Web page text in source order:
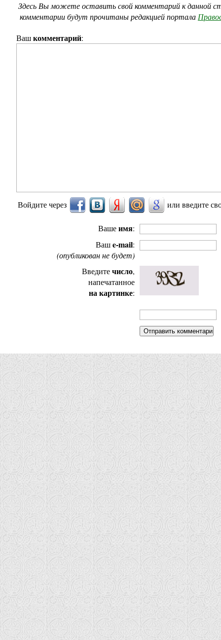
Здесь Вы можете оставить свой комментарий к данной
комментарии будут прочитаны редакцией портала
Вашкомментарий:
Войдите через или введите
Вашеимя:
Вашe-mail:
(опубликован не будет)
Введитечисло,
напечатанное
на картинке: